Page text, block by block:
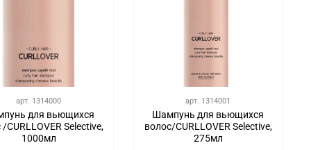
арт. 1314000
для вьющихся
/CURLLOVER Selective,
1000мл
арт. 1314001
Шампунь для вьющихся
волос/CURLLOVER Selective,
275мл